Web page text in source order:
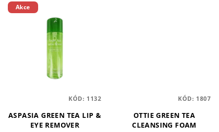
Akce
ASPASIA GREEN TEA LIP &
EYE REMOVER
KÓD: 1132
OTTIE GREEN TEA
CLEANSING FOAM
KÓD: 1807